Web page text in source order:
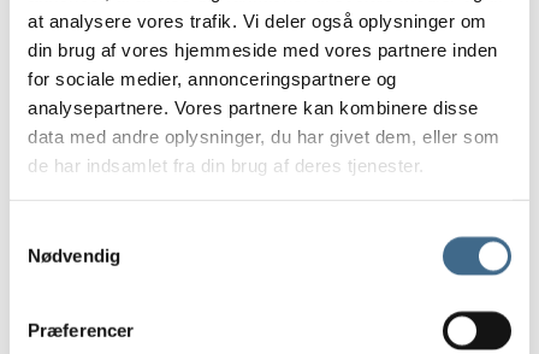
at analysere vores trafik. Vi deler også oplysninger om
din brug af vores hjemmeside med vores partnere inden
for sociale medier, annonceringspartnere og
analysepartnere. Vores partnere kan kombinere disse
data med andre oplysninger, du har givet dem, eller som
de har indsamlet fra din brug af deres tjenester.
Nødvendig
Præferencer
Vægrosetter
Lysestager
Stearinlys
Ester & Erik 32 cm.
Ester & Erik 42 cm.